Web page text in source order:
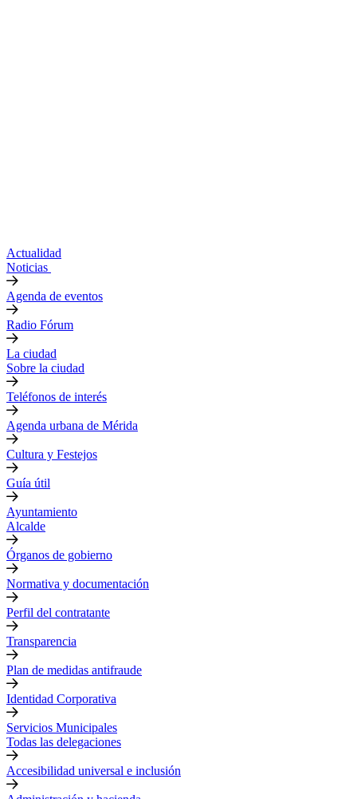
Actualidad
Noticias
Agenda de eventos
Radio Fórum
La ciudad
Sobre la ciudad
Teléfonos de interés
Agenda urbana de Mérida
Cultura y Festejos
Guía útil
Ayuntamiento
Alcalde
Órganos de gobierno
Normativa y documentación
Perfil del contratante
Transparencia
Plan de medidas antifraude
Identidad Corporativa
Servicios Municipales
Todas las delegaciones
Accesibilidad universal e inclusión